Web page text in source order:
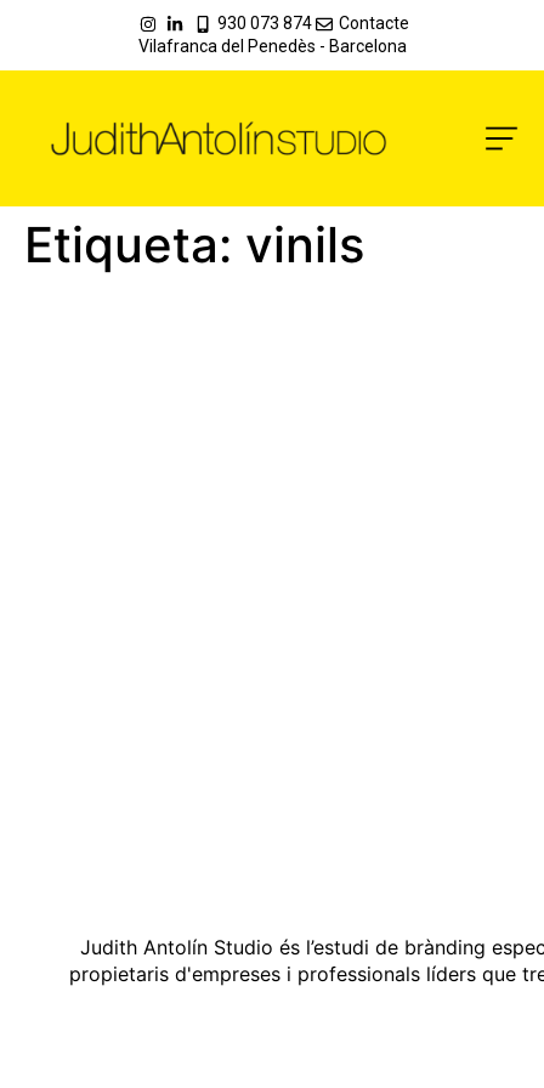
930 073 874
Contacte
Vilafranca del Penedès - Barcelona
Etiqueta: vinils
Judith Antolín Studio és l’estudi de brànding
propietaris d'empreses i professionals líders que